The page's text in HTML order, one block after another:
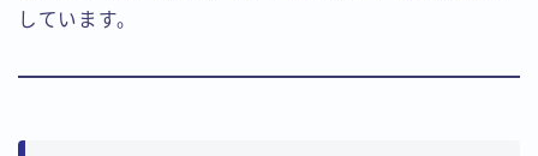
しています。